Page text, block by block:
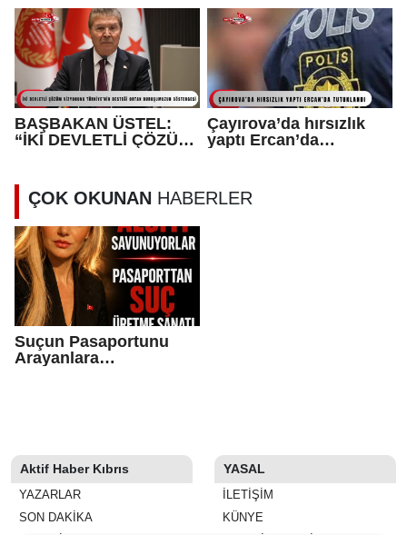
Kemal’ diye
bağırıyorlar"
1 tutuklu var
BAŞBAKAN ÜSTEL:
“İKİ DEVLETLİ ÇÖZÜM
ORTAK
DURUŞUMUZUN
GÖSTERGESİ”
Çayırova’da hırsızlık
yaptı Ercan’da
ÇOK OKUNAN HABERLER
Suçun Pasaportunu
Arayanlara…
Aktif Haber Kıbrıs
YAZARLAR
SON DAKİKA
YASAL
İLETIŞIM
KÜNYE